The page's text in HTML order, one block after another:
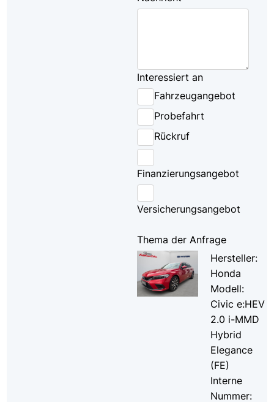
Interessiert an
Fahrzeugangebot
Probefahrt
Rückruf
Finanzierungsangebot
Versicherungsangebot
Thema der Anfrage
Hersteller:
Honda
Modell:
Civic e:HEV
2.0 i-MMD
Hybrid
Elegance
(FE)
Interne
Nummer: